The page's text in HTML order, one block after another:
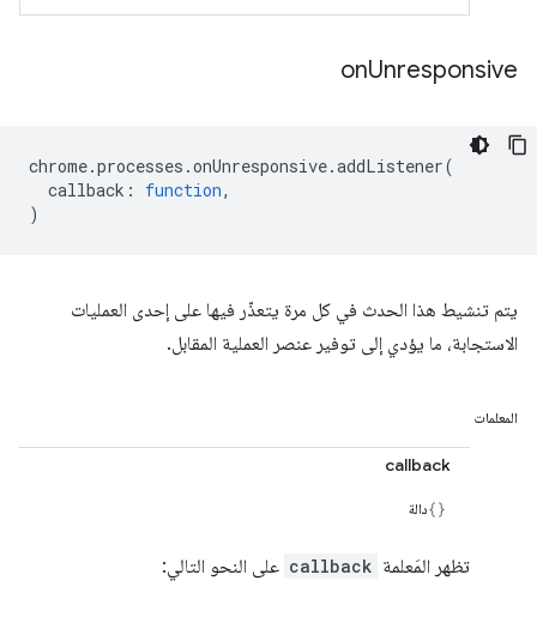
onUnresponsive
chrome.processes .onUnresponsive.addListener(
callback : function,
)
يتم تنشيط هذا الحدث في كل مرة يتعذّر فيها على إحدى العمليات
الاستجابة، ما يؤدي إلى توفير عنصر العملية المقابل.
المعلمات
callback
دالة
تظهر المَعلمة callback على النحو التالي: